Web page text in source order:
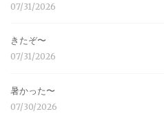
07/31/2026
きたぞ〜
07/31/2026
暑かった〜
07/30/2026